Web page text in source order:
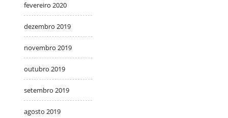
fevereiro 2020
dezembro 2019
novembro 2019
outubro 2019
setembro 2019
agosto 2019